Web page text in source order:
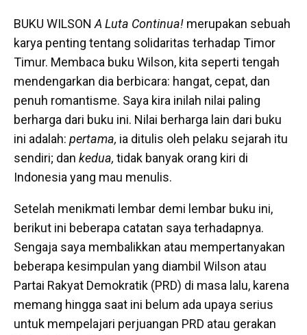
BUKU WILSON A Luta Continua! merupakan sebuah
karya penting tentang solidaritas terhadap Timor
Timur. Membaca buku Wilson, kita seperti tengah
mendengarkan dia berbicara: hangat, cepat, dan
penuh romantisme. Saya kira inilah nilai paling
berharga dari buku ini. Nilai berharga lain dari buku
ini adalah: pertama, ia ditulis oleh pelaku sejarah itu
sendiri; dan kedua, tidak banyak orang kiri di
Indonesia yang mau menulis.
Setelah menikmati lembar demi lembar buku ini,
berikut ini beberapa catatan saya terhadapnya.
Sengaja saya membalikkan atau mempertanyakan
beberapa kesimpulan yang diambil Wilson atau
Partai Rakyat Demokratik (PRD) di masa lalu, karena
memang hingga saat ini belum ada upaya serius
untuk mempelajari perjuangan PRD atau gerakan